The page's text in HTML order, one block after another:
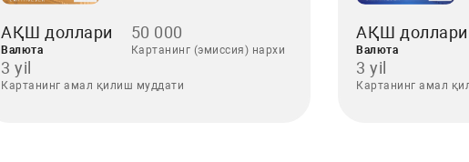
АҚШ доллари
Валюта
50 000
Картанинг (эмиссия) нархи
3 yil
Картанинг амал қилиш муддати
АҚШ доллари
Валюта
3 yil
Картанинг амал